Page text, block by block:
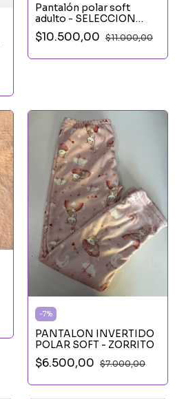
Pantalón polar soft
adulto - SELECCION
ARGENTINA CELESTE
$10.500,00 $11.000,00
-7%
PANTALON INVERTIDO
POLAR SOFT - ZORRITO
$6.500,00 $7.000,00